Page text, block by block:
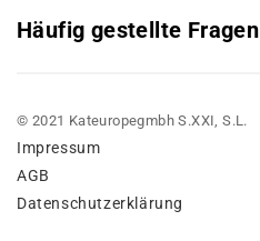
Häufig gestellte Fragen
© 2021 Kateuropegmbh S.XXI, S.L.
Impressum
AGB
Datenschutzerklärung